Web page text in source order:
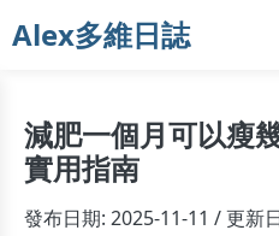
Alex多維日誌
減肥一個月可以瘦
實用指南
發布日期: 2025-11-11 / 更新